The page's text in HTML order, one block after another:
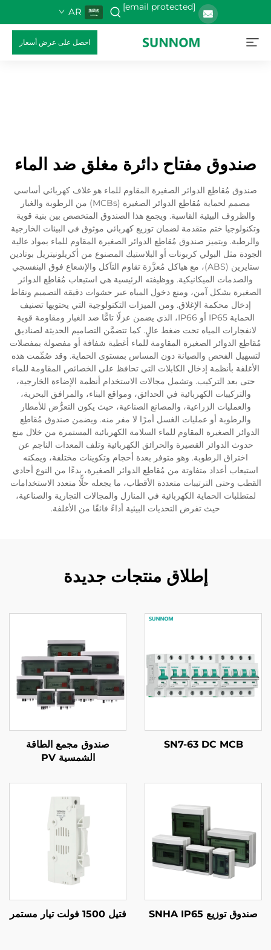
[email protected]
AR
احصل على عرض أسعار
صندوق مفتاح دائرة مغلق ضد الماء
صندوق مُقاطِع الدوائر الصغيرة المقاوم للماء هو غلاف كهربائي أساسي
مصمم لحماية مُقاطِع الدوائر الصغيرة (MCBs) من الرطوبة والغبار
والظروف البيئية القاسية. ويجمع هذا الصندوق المتخصص بين بنية قوية
وتكنولوجيا ختم متقدمة لضمان توزيع كهربائي موثوق في البيئات الخارجية
والرطبة. ويتميز صندوق مُقاطِع الدوائر الصغيرة المقاوم للماء بمواد عالية
الجودة مثل البولي كربونات أو البلاستيك المصنوع من أكريلونيتريل بوتادين
ستايرين (ABS)، مع هياكل مُعزَّزة تقاوم التآكل والإشعاع فوق البنفسجي
والصدمات الميكانيكية. ووظيفته الرئيسية هي استيعاب مُقاطِع الدوائر
الصغيرة بشكل آمن، ومنع دخول المياه عبر حشوات دقيقة التصميم ونقاط
إدخال محكمة الإغلاق. ومن الميزات التكنولوجية التي يحتويها تصنيف
الحماية IP65 أو IP66، الذي يضمن عزلًا تامًّا ضد الغبار ومقاومة قوية
لانفجارات المياه تحت ضغط عالٍ. كما تتضمَّن التصاميم الحديثة لصناديق
مُقاطِع الدوائر الصغيرة المقاومة للماء أغطية شفافة أو مفصولة بمفصلات
لتسهيل الفحص والصيانة دون المساس بمستوى الحماية. وقد صُمِّمت هذه
الأغلفة بأنظمة إدخال الكابلات التي تحافظ على الخصائص المقاومة للماء
حتى بعد التركيب. وتشمل مجالات الاستخدام أنظمة الإضاءة الخارجية،
والتركيبات الكهربائية في الحدائق، ومواقع البناء، والمرافق البحرية،
والعمليات الزراعية، والمصانع الصناعية، حيث يكون التعرُّض للأمطار
والرطوبة أو عمليات الغسل أمرًا لا مفر منه. ويضمن صندوق مُقاطِع
الدوائر الصغيرة المقاوم للماء السلامة الكهربائية المستمرة من خلال منع
حدوث الدوائر القصيرة والحرائق الكهربائية وتلف المعدات الناجم عن
اختراق الرطوبة. وهو متوفر بعدة أحجام وتكوينات مختلفة، ويمكنه
استيعاب أعداد متفاوتة من مُقاطِع الدوائر الصغيرة، بدءًا من النوع أحادي
القطب وحتى الترتيبات متعددة الأقطاب، ما يجعله حلًّا متعدد الاستخدامات
لمتطلبات الحماية الكهربائية في المنازل والمجالات التجارية والصناعية،
حيث تفرض التحديات البيئية أداءً فائقًا من الأغلفة.
إطلاق منتجات جديدة
SN7-63 DC MCB
صندوق مجمع الطاقة
الشمسية PV
صندوق توزيع SNHA IP65 فتيل 1500 فولت تيار مستمر